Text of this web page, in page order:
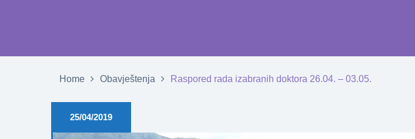
Home Obavještenja Raspored rada izabranih doktora 26.04. – 03.05.
25/04/2019